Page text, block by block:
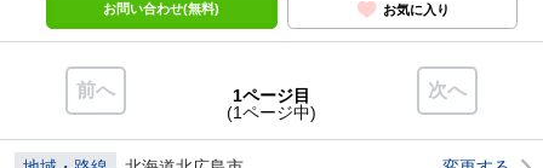
お問い合わせ(無料) お気に入り
前へ 次へ
1ページ目
(1ページ中)